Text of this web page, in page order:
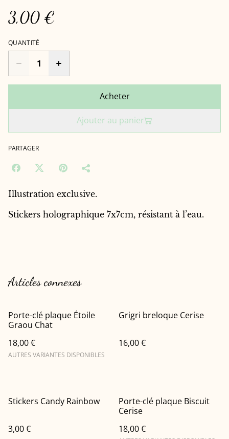
3,00 €
QUANTITÉ
Acheter
Ajouter au panier
PARTAGER
Illustration exclusive.
Stickers holographique 7x7cm, résistant à l’eau.
Articles connexes
Porte-clé plaque Étoile
Graou Chat
18,00 €
AUTRES VARIANTES DISPONIBLES
Grigri breloque Cerise
16,00 €
Stickers Candy Rainbow
3,00 €
Porte-clé plaque Biscuit
Cerise
18,00 €